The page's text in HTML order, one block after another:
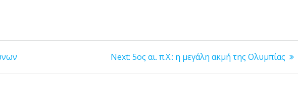
Next: Next
5ος αι. π.Χ.: η μεγάλη ακμή της Ολυμπίας